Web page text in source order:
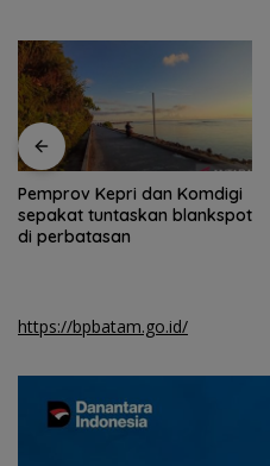
Pemprov Kepri dan Komdigi
sepakat tuntaskan blankspot
di perbatasan
https://bpbatam.go.id/